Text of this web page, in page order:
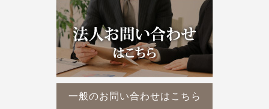
一般のお問い合わせはこちら